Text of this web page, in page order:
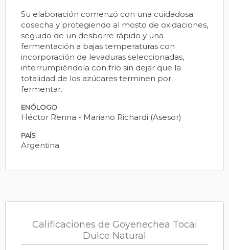
Su elaboración comenzó con una cuidadosa
cosecha y protegiendo al mosto de oxidaciones,
seguido de un desborre rápido y una
fermentación a bajas temperaturas con
incorporación de levaduras seleccionadas,
interrumpiéndola con frío sin dejar que la
totalidad de los azúcares terminen por
fermentar.
ENÓLOGO
Héctor Renna - Mariano Richardi (Asesor)
PAÍS
Argentina
Calificaciones de Goyenechea Tocai
Dulce Natural